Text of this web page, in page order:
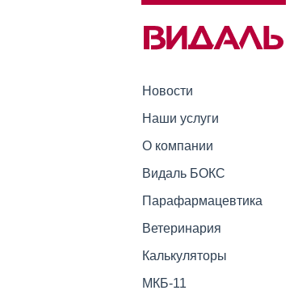
Новости
Наши услуги
О компании
Видаль БОКС
Парафармацевтика
Ветеринария
Калькуляторы
МКБ-11